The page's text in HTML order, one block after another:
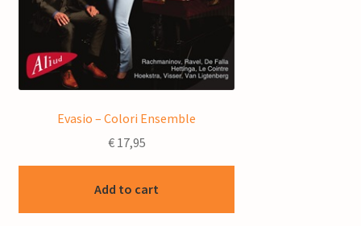
Evasio – Colori Ensemble
€17,95
Add to cart